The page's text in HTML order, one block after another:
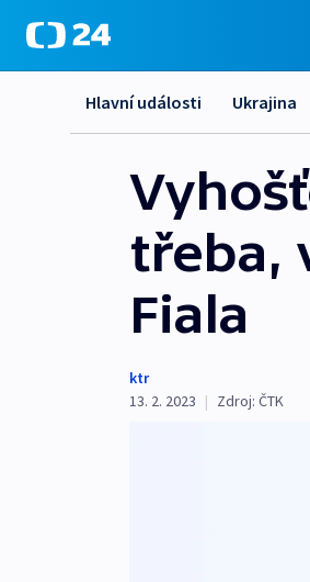
Hlavní události Ukrajina
třeba,
Fiala
ktr
13. 2. 2023 | Zdroj: ČTK